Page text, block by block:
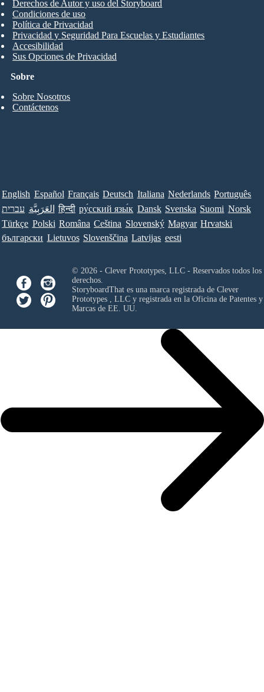
Sobre
Sobre Nosotros
Contáctenos
Derechos de Autor y uso del Storyboard
Condiciones de uso
Política de Privacidad
Privacidad y Seguridad Para Escuelas y Estudiantes
Accesibilidad
Sus Opciones de Privacidad
English Español Français Deutsch Italiana Nederlands Português
עברית العَرَبِيَّة हिन्दी ру́сский язы́к Dansk Svenska Suomi Norsk
Türkçe Polski Româna Ceština Slovenský Magyar Hrvatski
български Lietuvos Slovenščina Latvijas eesti
© 2026 - Clever Prototypes, LLC - Reservados todos los
derechos.
StoryboardThat es una marca registrada de Clever
Prototypes , LLCy registrada en la Oficina de Patentes y
Marcas de EE. UU.